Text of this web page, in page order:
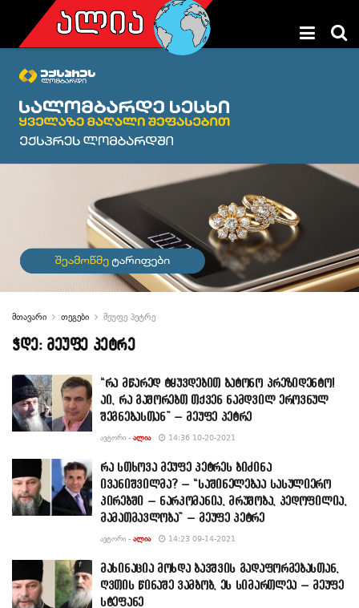
მთავარი თეგები მეუფე პეტრე
ჭდე: მეუფე პეტრე
“რა მწარედ ტყუვდებით ბატონო პრეზიდენტო!
აი, რა გაშორებთ თქვენ ნამდვილ ეროვნულ
შეგნებასთან” – მეუფე პეტრე
ᲐᲕᲢᲝᲠᲘ - ᲐᲚᲘᲐ 14:36 10-20-2021
რა სთხოვა მეუფე პეტრეს ბიძინა
ივანიშვილმა? – “საშინელებაა სასულიერო
პირებში – ნარკომანია, მრუშობა, პედოფილია,
მამათმავლობა” – მეუფე პეტრე
ᲐᲕᲢᲝᲠᲘ - ᲐᲚᲘᲐ 14:23 09-14-2021
მახინაცია მოხდა ბავშვის გადაფორმებასთან,
ღვთის წინაშე ვამბობ, ეს სიმართლეა – მეუფე
სტეფანე